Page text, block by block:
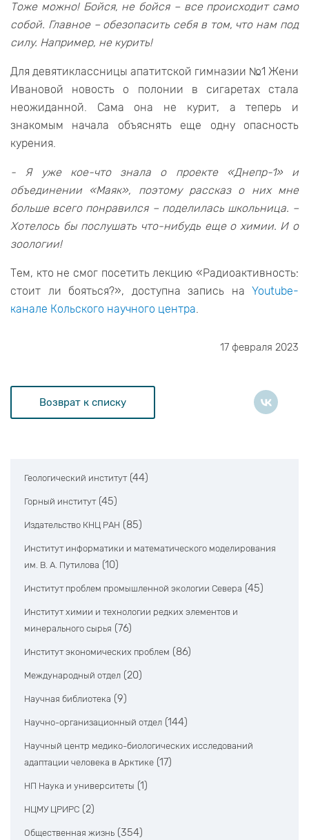
Тоже можно! Бойся, не бойся – все происходит само
собой. Главное – обезопасить себя в том, что нам под
силу. Например, не курить!
Для девятиклассницы апатитской гимназии №1 Жени
Ивановой новость о полонии в сигаретах стала
неожиданной. Сама она не курит, а теперь и
знакомым начала объяснять еще одну опасность
курения.
- Я уже кое-что знала о проекте «Днепр-1» и
объединении «Маяк», поэтому рассказ о них мне
больше всего понравился – поделилась школьница. –
Хотелось бы послушать что-нибудь еще о химии. И о
зоологии!
Тем, кто не смог посетить лекцию «Радиоактивность:
стоит ли бояться?», доступна запись на Youtube-
канале Кольского научного центра.
17 февраля 2023
Возврат к списку
Геологический институт (44)
Горный институт (45)
Издательство КНЦ РАН (85)
Институт информатики и математического моделирования
им. В. А. Путилова (10)
Институт проблем промышленной экологии Севера (45)
Институт химии и технологии редких элементов и
минерального сырья (76)
Институт экономических проблем (86)
Международный отдел (20)
Научная библиотека (9)
Научно-организационный отдел (144)
Научный центр медико-биологических исследований
адаптации человека в Арктике (17)
НП Наука и университеты (1)
НЦМУ ЦРИРС (2)
Общественная жизнь (354)